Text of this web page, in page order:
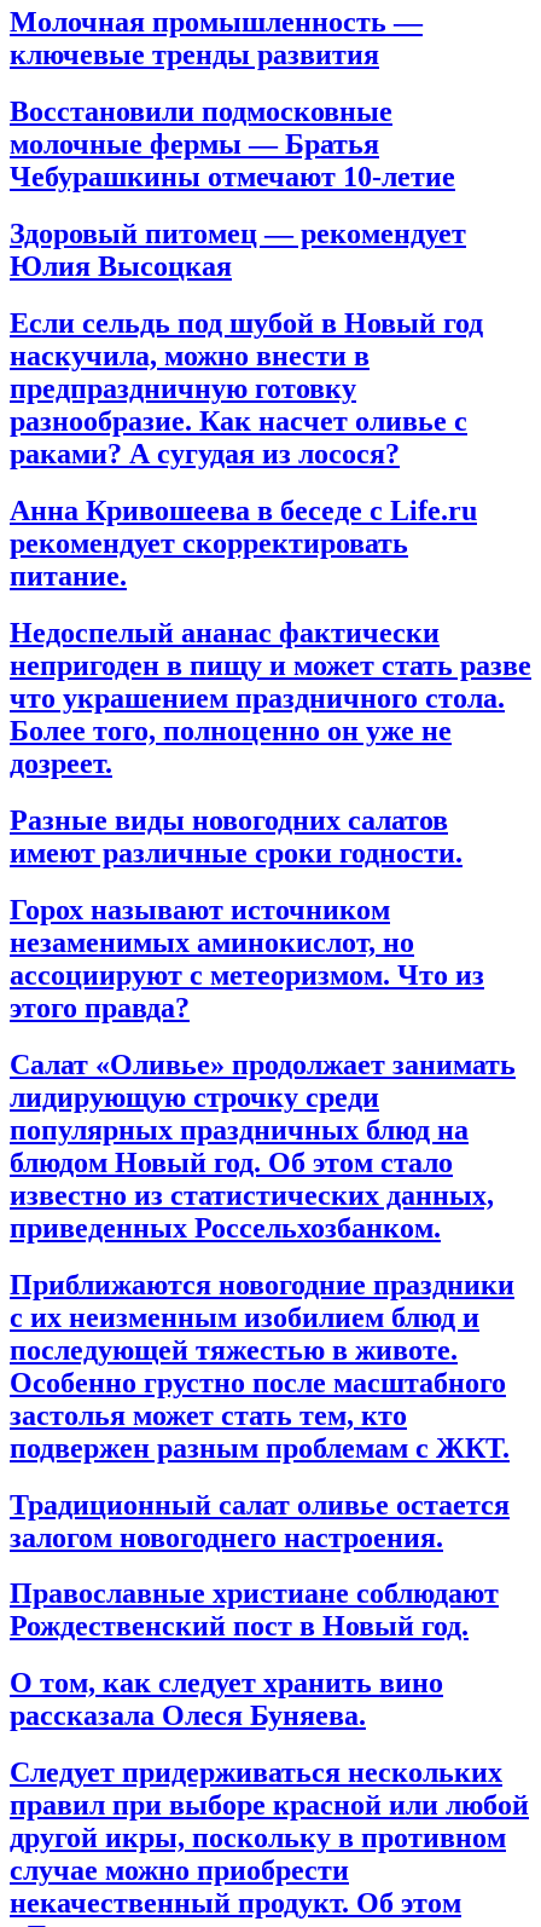
Молочная промышленность —
ключевые тренды развития
Восстановили подмосковные
молочные фермы — Братья
Чебурашкины отмечают 10-летие
Здоровый питомец — рекомендует
Юлия Высоцкая
Если сельдь под шубой в Новый год
наскучила, можно внести в
предпраздничную готовку
разнообразие. Как насчет оливье с
раками? А сугудая из лосося?
Анна Кривошеева в беседе с Life.ru
рекомендует скорректировать
питание.
Недоспелый ананас фактически
непригоден в пищу и может стать разве
что украшением праздничного стола.
Более того, полноценно он уже не
дозреет.
Разные виды новогодних салатов
имеют различные сроки годности.
Горох называют источником
незаменимых аминокислот, но
ассоциируют с метеоризмом. Что из
этого правда?
Салат «Оливье» продолжает занимать
лидирующую строчку среди
популярных праздничных блюд на
блюдом Новый год. Об этом стало
известно из статистических данных,
приведенных Россельхозбанком.
Приближаются новогодние праздники
с их неизменным изобилием блюд и
последующей тяжестью в животе.
Особенно грустно после масштабного
застолья может стать тем, кто
подвержен разным проблемам с ЖКТ.
Традиционный салат оливье остается
залогом новогоднего настроения.
Православные христиане соблюдают
Рождественский пост в Новый год.
О том, как следует хранить вино
рассказала Олеся Буняева.
Следует придерживаться нескольких
правил при выборе красной или любой
другой икры, поскольку в противном
случае можно приобрести
некачественный продукт. Об этом